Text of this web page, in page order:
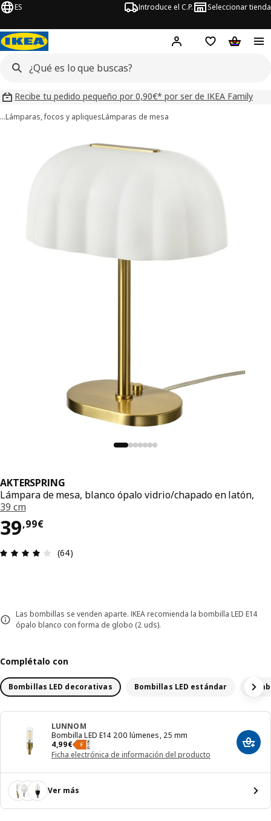
ES Introduce el C.P. Seleccionar tienda
Hej! Iniciar sesión
Lista de deseos
Carrito
Recibe tu pedido pequeño por 0,90€* por ser de IKEA Family
…Lámparas, focos y apliquesLámparas de mesa
de 7 AKTERSPRING
AKTERSPRING
Lámpara de mesa, blanco ópalo vidrio/chapado en latón,
39 cm
39,99€
El precio 39,99€
Reseña: 4.1 de 5 estrellas. Revisiones totales: 64
(64)
Las bombillas se venden aparte. IKEA recomienda la bombilla LED E14
ópalo blanco con forma de globo (2 uds).
Complétalo con
Bombillas LED decorativas Bombillas LED estándar
LUNNOM
Bombilla LED E14 200 lúmenes, 25 mm
4,99€
El precio 4,99€
Ficha electrónica de información del producto
Ver más